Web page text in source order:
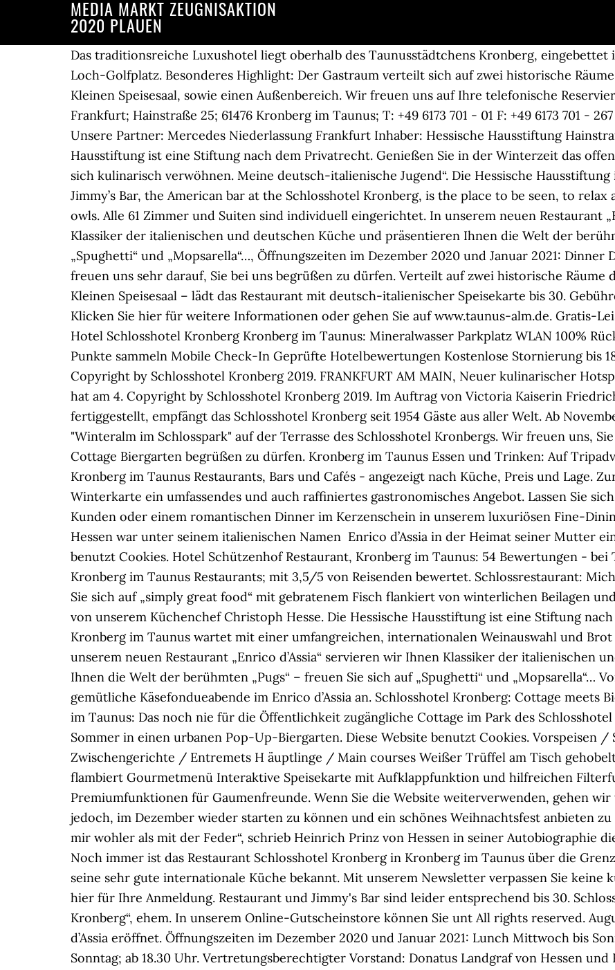
MEDIA MARKT ZEUGNISAKTION
2020 PLAUEN
Das traditionsreiche Luxushotel liegt oberhalb des Taunusstädtchens Kronberg, eingebettet in einen großzügigen Schlosspark mit 18-Loch-Golfplatz. Besonderes Highlight: Der Gastraum verteilt sich auf zwei historische Räume des Schlosses – den Roten Salon und den Kleinen Speisesaal, sowie einen Außenbereich. Wir freuen uns auf Ihre telefonische Reservierung. Schlosshotel Kronberg | Hotel Frankfurt; Hainstraße 25; 61476 Kronberg im Taunus; T: +49 6173 701 - 01 F: +49 6173 701 - 267 E: reception@schlosshotel-kronberg.de Unsere Partner: Mercedes Niederlassung Frankfurt Inhaber: Hessische Hausstiftung Hainstraße 25 b / 61476 Kronberg; Die Hessische Hausstiftung ist eine Stiftung nach dem Privatrecht. Genießen Sie in der Winterzeit das offene Kaminfeuer im Schloss und lassen Sie sich kulinarisch verwöhnen. Meine deutsch-italienische Jugend“. Die Hessische Hausstiftung ist eine Stiftung nach dem Privatrecht. Jimmy’s Bar, the American bar at the Schlosshotel Kronberg, is the place to be seen, to relax and to have conversation – and for night owls. Alle 61 Zimmer und Suiten sind individuell eingerichtet. In unserem neuen Restaurant „Enrico D’Assia“ servieren wir Ihnen Klassiker der italienischen und deutschen Küche und präsentieren Ihnen die Welt der berühmten „Pugs“ – freuen Sie sich auf „Spughetti“ und „Mopsarella“…, Öffnungszeiten im Dezember 2020 und Januar 2021: Dinner Donnerstag bis Samstag; ab 18.30 Uhr. Wir freuen uns sehr darauf, Sie bei uns begrüßen zu dürfen. Verteilt auf zwei historische Räume des Schlosses – den Roten Salon und den Kleinen Speisesaal – lädt das Restaurant mit deutsch-italienischer Speisekarte bis 30. Gebührenfreie Parkplätze sind auch vorhanden. Klicken Sie hier für weitere Informationen oder gehen Sie auf www.taunus-alm.de. Gratis-Leistungen für HRS Gäste im 5 HRS Sterne Hotel Schlosshotel Kronberg Kronberg im Taunus: Mineralwasser Parkplatz WLAN 100% Rückerstattung im Kulanzfall Meilen- & Punkte sammeln Mobile Check-In Geprüfte Hotelbewertungen Kostenlose Stornierung bis 18 Uhr Mit Business Tarif 30% Rabatt Copyright by Schlosshotel Kronberg 2019. FRANKFURT AM MAIN, Neuer kulinarischer Hotspot im Taunus: Das Schlosshotel Kronberg hat am 4. Copyright by Schlosshotel Kronberg 2019. Im Auftrag von Victoria Kaiserin Friedrich als Schloss Friedrichshof 1893 fertiggestellt, empfängt das Schlosshotel Kronberg seit 1954 Gäste aus aller Welt. Ab November 2020 begrüßen wir Sie in unserer "Winteralm im Schlosspark" auf der Terrasse des Schlosshotel Kronbergs. Wir freuen uns, Sie im Sommer 2021 wieder in unserem Cottage Biergarten begrüßen zu dürfen. Kronberg im Taunus Essen und Trinken: Auf Tripadvisor finden Sie 1.873 Bewertungen von 34 Kronberg im Taunus Restaurants, Bars und Cafés - angezeigt nach Küche, Preis und Lage. Zur Mittagszeit bietet Ihnen unsere Winterkarte ein umfassendes und auch raffiniertes gastronomisches Angebot. Lassen Sie sich bei einem Geschäftsessen mit Ihren Kunden oder einem romantischen Dinner im Kerzenschein in unserem luxuriösen Fine-Dining-Room verwöhnen. Heinrich Prinz von Hessen war unter seinem italienischen Namen Enrico d’Assia in der Heimat seiner Mutter ein sehr bekannter Künstler. Diese Website benutzt Cookies. Hotel Schützenhof Restaurant, Kronberg im Taunus: 54 Bewertungen - bei Tripadvisor auf Platz 17 von 33 von 33 Kronberg im Taunus Restaurants; mit 3,5/5 von Reisenden bewertet. Schlossrestaurant: Michelin Assiette, 14 Gault&Millau … Freuen Sie sich auf „simply great food“ mit gebratenem Fisch flankiert von winterlichen Beilagen und weiteren echten Weihnachtsklassikern von unserem Küchenchef Christoph Hesse. Die Hessische Hausstiftung ist eine Stiftung nach dem Privatrecht. Das Schlosshotel Kronberg im Taunus wartet mit einer umfangreichen, internationalen Weinauswahl und Brot aus der Schloss-eigenen Bäckerei auf. In unserem neuen Restaurant „Enrico d’Assia“ servieren wir Ihnen Klassiker der italienischen und deutschen Küche und präsentieren Ihnen die Welt der berühmten „Pugs“ – freuen Sie sich auf „Spughetti“ und „Mopsarella“… Von November bis Januar bieten wir zudem gemütliche Käsefondueabende im Enrico d’Assia an. Schlosshotel Kronberg: Cottage meets Biergarten (hoga-presse) Neuer Place to be im Taunus: Das noch nie für die Öffentlichkeit zugängliche Cottage im Park des Schlosshotel Kronberg verwandelt sich für diesen Sommer in einen urbanen Pop-Up-Biergarten. Diese Website benutzt Cookies. Vorspeisen / Starters Suppen /Soups Warme Zwischengerichte / Entremets H äuptlinge / Main courses Weißer Trüffel am Tisch gehobelt Dessert Für zwei Personen am Tisch flambiert Gourmetmenü Interaktive Speisekarte mit Aufklappfunktion und hilfreichen Filterfunktionen: Jetzt ausprobieren Premiumfunktionen für Gaumenfreunde. Wenn Sie die Website weiterverwenden, gehen wir von Ihrem Einverständnis aus. Wir hoffen jedoch, im Dezember wieder starten zu können und ein schönes Weihnachtsfest anbieten zu dürfen. „Mit dem Pinsel in der Hand ist mir wohler als mit der Feder“, schrieb Heinrich Prinz von Hessen in seiner Autobiographie die den Titel trägt „Der kristallene Lüster. Noch immer ist das Restaurant Schlosshotel Kronberg in Kronberg im Taunus über die Grenzen von Kronberg im Taunus hinweg für seine sehr gute internationale Küche bekannt. Mit unserem Newsletter verpassen Sie keine kulinarische Neuigkeit mehr – klicken Sie hier für Ihre Anmeldung. Restaurant und Jimmy's Bar sind leider entsprechend bis 30. Schloss Friedrichshof, genutzt als „Schlosshotel Kronberg“, ehem. In unserem Online-Gutscheinstore können Sie unt All rights reserved. August 2020 sein Pop Up-Restaurant Enrico d’Assia eröffnet. Öffnungszeiten im Dezember 2020 und Januar 2021: Lunch Mittwoch bis Sonntag; ab 12.00 Uhr Dinner Montag bis Sonntag; ab 18.30 Uhr. Vertretungsberechtigter Vorstand: Donatus Landgraf von Hessen und Rainer Prinz von Hessen. Umgeben von historischem Gemäuer, wertvollen Antiquitäten und dem Glanz einer prunkvollen Vergangenheit. Jimmy’s Bar. Das Schlosshotel bleibt unter Einhaltung der Regelungen von Bund und Land geöffnet. Herrschaftsflügel mit Unterfahrt zum Haupteingang, Schlosshof mit Parkplatz Haupteingang zum Schlosspark mit Pförtnerhaus im Fachwerkstil (Obergeschoss) Schloss Friedrichshof ist eine ehemalige kaiserliche Residenz in Kronberg im Taunus. Aufgrund der großen Nachfrage empfehlen wir Ihnen eine Tischreservierung im Vorfeld Ihres Besuchs. Eine umfangreiche internationale Weinauswahl und Brot aus der Schlossbäckerei bieten die perfekte Begleitung für die hochwertigen Kreationen von Christoph Hesse und seinem Küchenteam. November geschlossen. Gastronomie. Brot und Wein bieten die perfekte Begleitung für die hochwertigen Kreationen von Küchenchef Christoph Hesse und seinem Team. Kronberg im Taunus. Restaurant Schlosshotel Kronberg in Kronberg im Taunus Das hervorragend gelegene Restaurant Schlosshotel Kronberg in